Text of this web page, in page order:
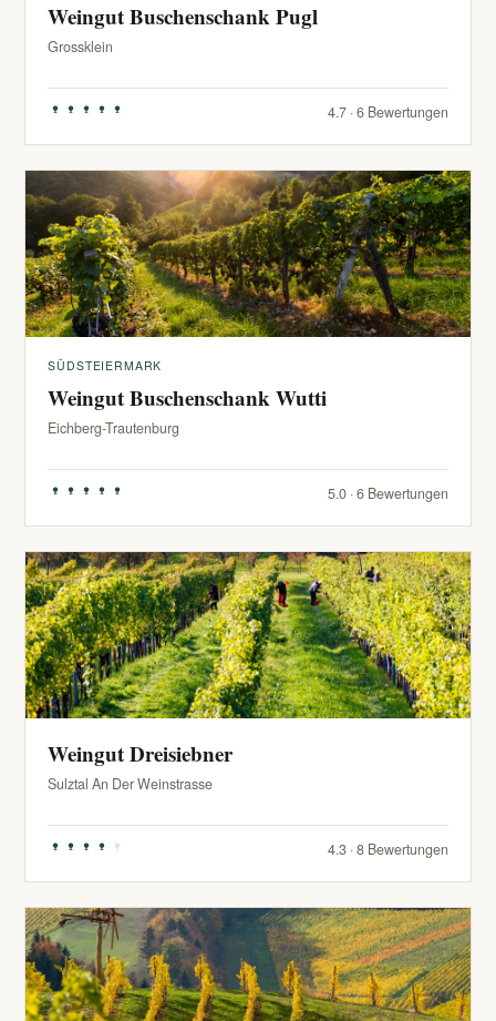
Weingut Buschenschank Pugl
Grossklein
4.7 · 6 Bewertungen
SÜDSTEIERMARK
Weingut Buschenschank Wutti
Eichberg-Trautenburg
5.0 · 6 Bewertungen
Weingut Dreisiebner
Sulztal An Der Weinstrasse
4.3 · 8 Bewertungen